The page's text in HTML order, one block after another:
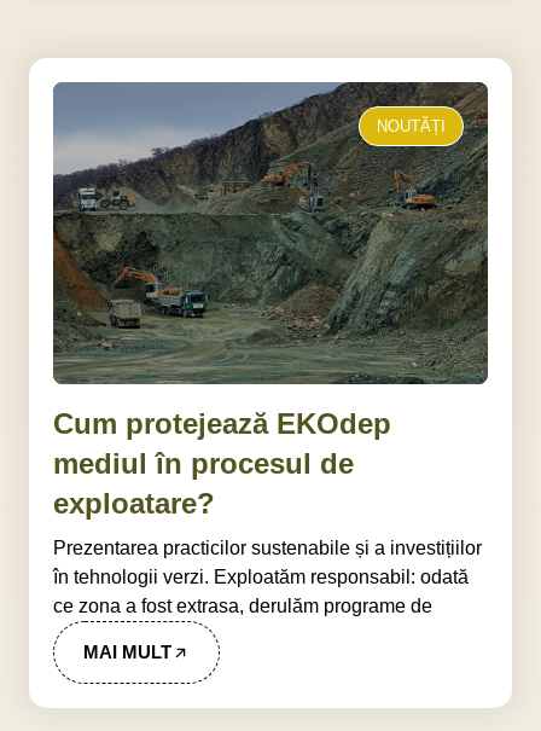
NOUTĂȚI
Cum protejează EKOdep
mediul în procesul de
exploatare?
Prezentarea practicilor sustenabile și a investițiilor
în tehnologii verzi. Exploatăm responsabil: odată
ce zona a fost extrasa, derulăm programe de
MAI MULT